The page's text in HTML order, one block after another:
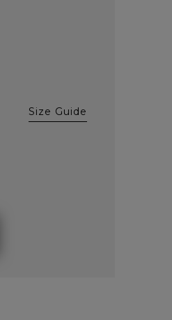
Size Guide